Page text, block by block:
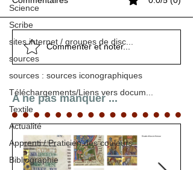
Science
Scribe
sites internet / groupes de disc...
sources
sources : sources iconographiques
Téléchargements/Liens vers docum...
Textile
Actualité
Apprenti / Praticien des couleurs
Bibliographie
Présence estivale de
Melle Claudine Brunon
Essai de vulgarisation de
lettres incipitaires
Névelon (suite)
Présence estivale de
Melle Claudine Brunon
Essai de vulgarisation de
lettres incipitaires
Névelon (suite)
Présence estivale de
Melle Claudine Brunon
Commenter et noter...
A ne pas manquer ...